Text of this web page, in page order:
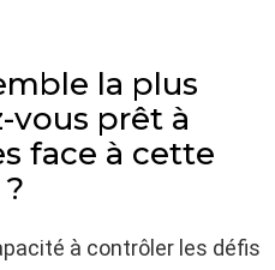
la plus
vous prêt à
face à cette
à contrôler les défis